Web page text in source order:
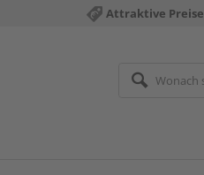
Attraktive Preise